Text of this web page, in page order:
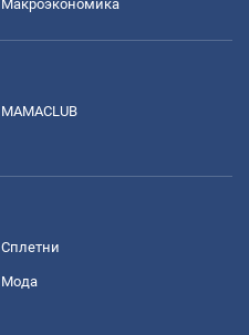
Mакроэкономика
MAMACLUB
Сплетни
Мода